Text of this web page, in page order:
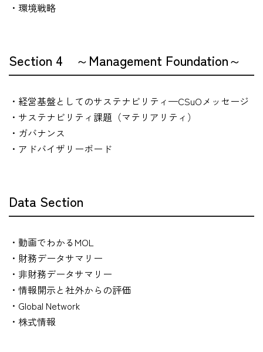
・環境戦略
Section 4 ～Management Foundation～
・経営基盤としてのサステナビリティ—CSuOメッセージ
・サステナビリティ課題（マテリアリティ）
・ガバナンス
・アドバイザリーボード
Data Section
・動画でわかるMOL
・財務データサマリー
・非財務データサマリー
・情報開示と社外からの評価
・Global Network
・株式情報